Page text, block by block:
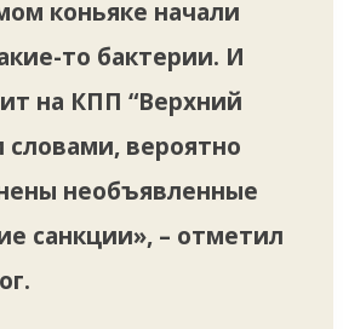
коньяке начали
то бактерии. И
на КПП “Верхний
вероятно
необъявленные
санкции», – отметил